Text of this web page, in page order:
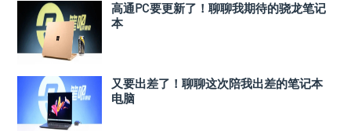
高通PC要更新了！聊聊我期待的骁龙笔记
本
又要出差了！聊聊这次陪我出差的笔记本
电脑